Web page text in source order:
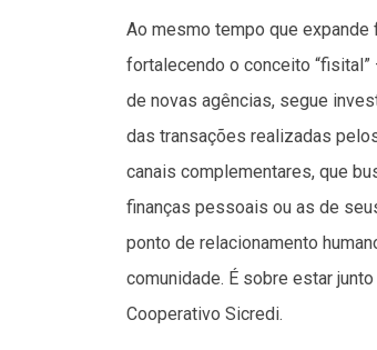
Ao mesmo tempo que
fortalecendo o conceito
de novas agências, segue
das transações realizadas
canais complementares, que
finanças pessoais ou as de
ponto de relacionamento
comunidade. É sobre estar
Cooperativo Sicredi.